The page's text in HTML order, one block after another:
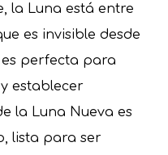
la Luna está entre
es invisible desde
perfecta para
establecer
la Luna Nueva es
lista para ser